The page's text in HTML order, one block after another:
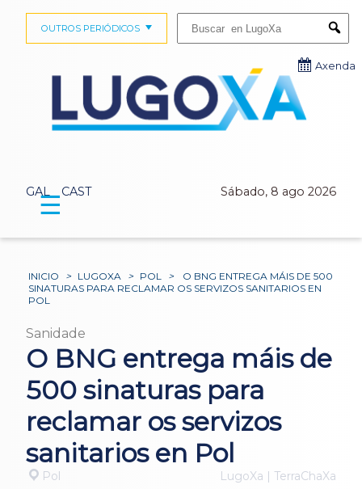
GAL CAST Sábado, 8 ago 2026
OUTROS PERIÓDICOS
Axenda
☰
INICIO > LUGOXA > POL >
O BNG ENTREGA MÁIS DE 500
SINATURAS PARA RECLAMAR OS SERVIZOS SANITARIOS EN
POL
Sanidade
O BNG entrega máis de
500 sinaturas para
reclamar os servizos
sanitarios en Pol
Pol LugoXa | TerraChaXa